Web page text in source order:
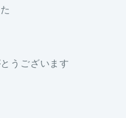
うございます